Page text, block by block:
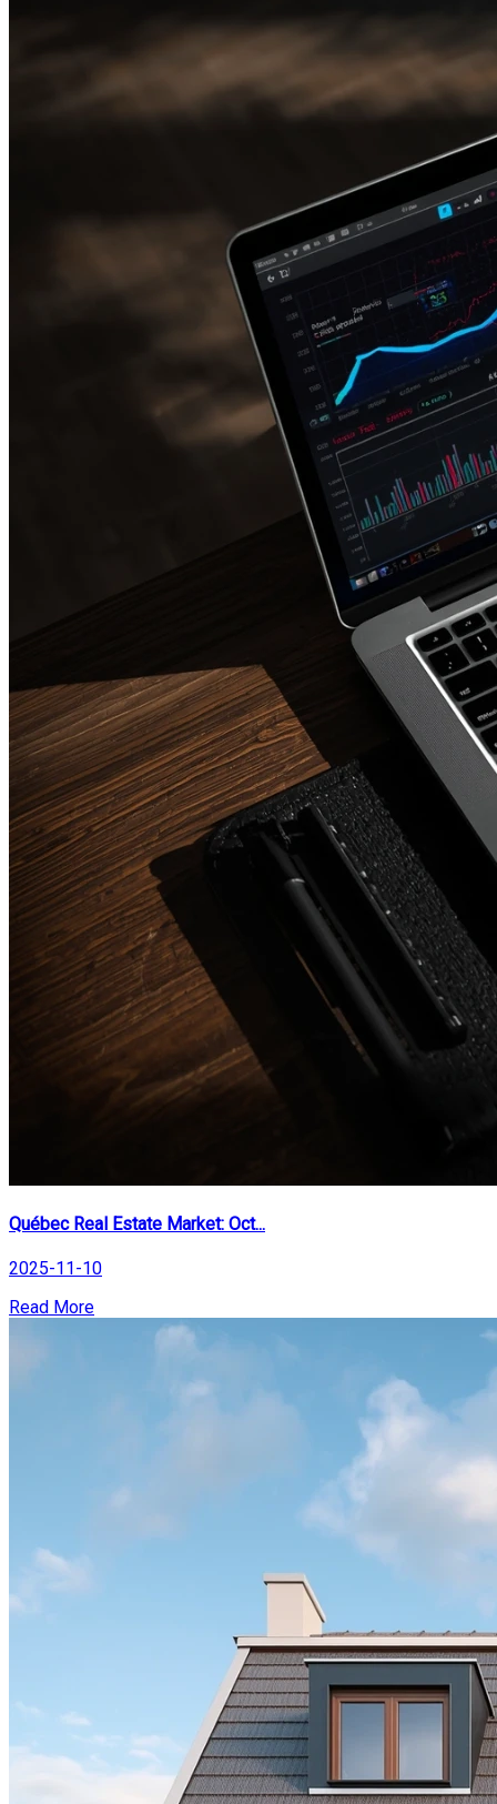
Québec Real Estate Market: Oct...
2025-11-10
Read More